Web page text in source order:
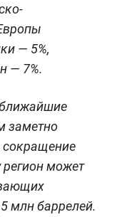
— 5%,
— 7%.
заметно
сокращение
регион может
млн баррелей.